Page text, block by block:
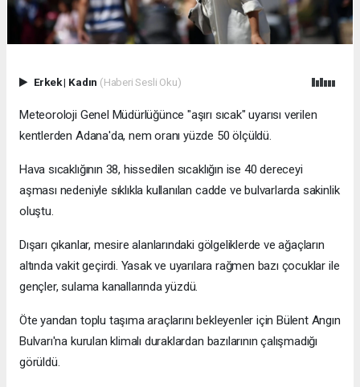
Erkek| Kadın (Haberi Sesli Oku)
Meteoroloji Genel Müdürlüğünce "aşırı sıcak" uyarısı verilen
kentlerden Adana'da, nem oranı yüzde 50 ölçüldü.
Hava sıcaklığının 38, hissedilen sıcaklığın ise 40 dereceyi
aşması nedeniyle sıklıkla kullanılan cadde ve bulvarlarda sakinlik
oluştu.
Dışarı çıkanlar, mesire alanlarındaki gölgeliklerde ve ağaçların
altında vakit geçirdi. Yasak ve uyarılara rağmen bazı çocuklar ile
gençler, sulama kanallarında yüzdü.
Öte yandan toplu taşıma araçlarını bekleyenler için Bülent Angın
Bulvarı'na kurulan klimalı duraklardan bazılarının çalışmadığı
görüldü.